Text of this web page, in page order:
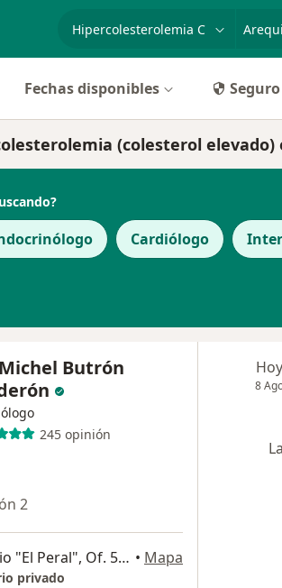
Fechas disponibles Seguro
(colesterol elevado)
Cardiólogo
Butrón
245 opinión
2
Av. Ejército 710, Edificio "El Peral", Of. 504 - Cayma, Arequipa • Mapa
privado
Hoy
8